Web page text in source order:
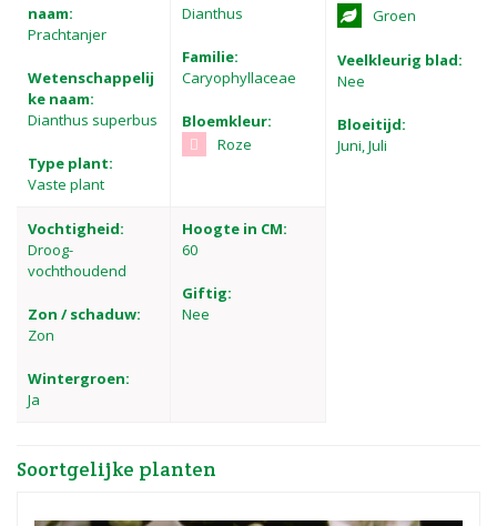
naam:
Prachtanjer
Wetenschappelij
ke naam:
Dianthus superbus
Type plant:
Vaste plant
Dianthus
Familie:
Caryophyllaceae
Bloemkleur:
Roze
Groen
Veelkleurig blad:
Nee
Bloeitijd:
Juni, Juli
Vochtigheid:
Droog-
vochthoudend
Zon / schaduw:
Zon
Wintergroen:
Ja
Hoogte in CM:
60
Giftig:
Nee
Soortgelijke planten